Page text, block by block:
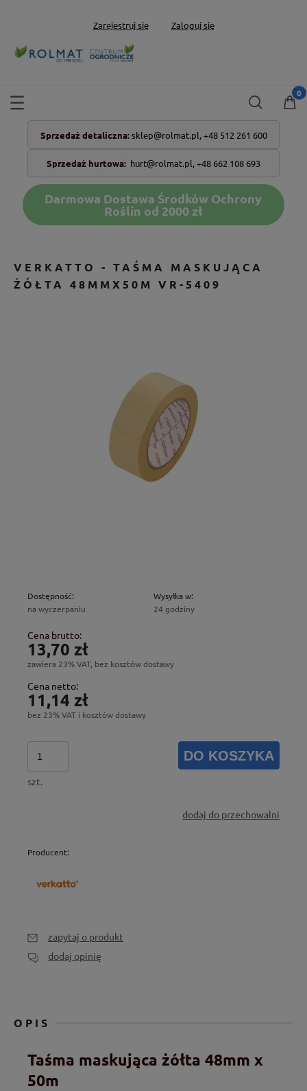
Zarejestruj się Zaloguj się
Sprzedaż detaliczna: sklep@rolmat.pl, +48 512 261 600
Sprzedaż hurtowa: hurt@rolmat.pl,+48 662 108 693
Darmowa Dostawa Środków Ochrony
Roślin od 2000 zł
VERKATTO - TAŚMA MASKUJĄCA
ŻÓŁTA 48MMX50M VR-5409
Dostępność:
na wyczerpaniu
Wysyłka w:
24 godziny
Cena brutto:
13,70 zł
zawiera 23% VAT, bez kosztów dostawy
Cena netto:
11,14 zł
bez 23% VAT i kosztów dostawy
szt.
DO KOSZYKA
dodaj do przechowalni
Producent:
zapytaj o produkt
dodaj opinię
OPIS
Taśma maskująca żółta 48mm x
50m